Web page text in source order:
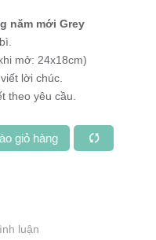
năm mới Grey
mở: 24x18cm)
lời chúc.
theo yêu cầu.
giỏ hàng
luận